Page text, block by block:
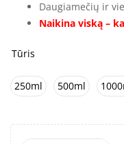
Daugiamečių ir
Naikina viską –
Tūris
250ml 500ml